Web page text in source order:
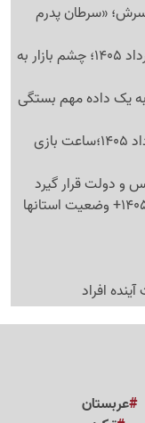
«سرطان پدرم
پیش بینی قیمت طلا و سکه یکشنبه 18 مرداد 1405؛ چشم بازار به
یک داده مهم بستگی
جدول پخش زنده بازی‌های یکشنبه 18 مرداد 1405؛ساعت بازی
و دولت قرار گیرد
افراد
عربستان